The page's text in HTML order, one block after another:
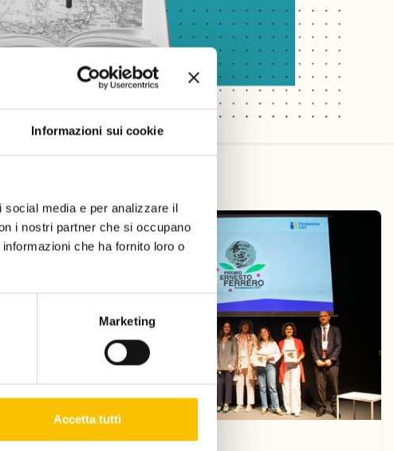
Informazioni sui cookie
media e per analizzare il
i nostri partner che si occupano
che ha fornito loro o
Marketing
Accetta tutti
Dal Salone